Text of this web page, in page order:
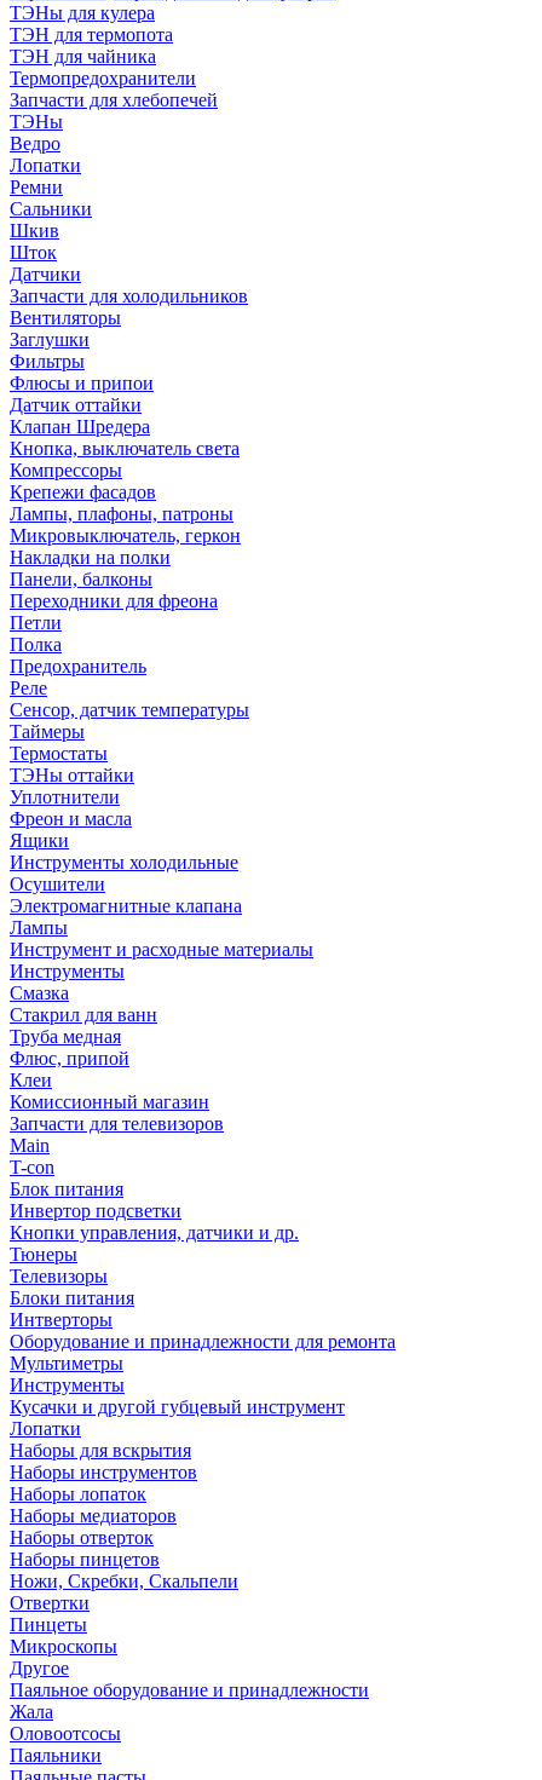
ТЭНы для кулера
ТЭН для термопота
ТЭН для чайника
Термопредохранители
Запчасти для хлебопечей
ТЭНы
Ведро
Лопатки
Ремни
Сальники
Шкив
Шток
Датчики
Запчасти для холодильников
Вентиляторы
Заглушки
Фильтры
Флюсы и припои
Датчик оттайки
Клапан Шредера
Кнопка, выключатель света
Компрессоры
Крепежи фасадов
Лампы, плафоны, патроны
Микровыключатель, геркон
Накладки на полки
Панели, балконы
Переходники для фреона
Петли
Полка
Предохранитель
Реле
Сенсор, датчик температуры
Таймеры
Термостаты
ТЭНы оттайки
Уплотнители
Фреон и масла
Ящики
Инструменты холодильные
Осушители
Электромагнитные клапана
Лампы
Инструмент и расходные материалы
Инструменты
Смазка
Стакрил для ванн
Труба медная
Флюс, припой
Клеи
Комиссионный магазин
Запчасти для телевизоров
Main
T-con
Блок питания
Инвертор подсветки
Кнопки управления, датчики и др.
Тюнеры
Телевизоры
Блоки питания
Интверторы
Оборудование и принадлежности для ремонта
Мультиметры
Инструменты
Кусачки и другой губцевый инструмент
Лопатки
Наборы для вскрытия
Наборы инструментов
Наборы лопаток
Наборы медиаторов
Наборы отверток
Наборы пинцетов
Ножи, Скребки, Скальпели
Отвертки
Пинцеты
Микроскопы
Другое
Паяльное оборудование и принадлежности
Жала
Оловоотсосы
Паяльники